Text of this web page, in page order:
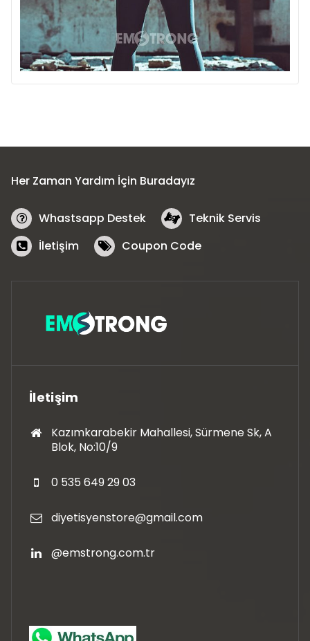
Her Zaman Yardım İçin Buradayız
Whastsapp Destek
Teknik Servis
İletişim
Coupon Code
İletişim
Kazımkarabekir Mahallesi, Sürmene Sk, A
Blok, No:10/9
0 535 649 29 03
diyetisyenstore@gmail.com
@emstrong.com.tr